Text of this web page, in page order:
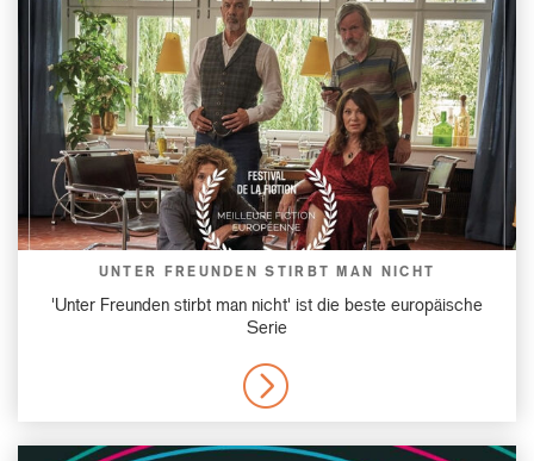
UNTER FREUNDEN STIRBT MAN NICHT
'Unter Freunden stirbt man nicht' ist die beste europäische
Serie
MORE